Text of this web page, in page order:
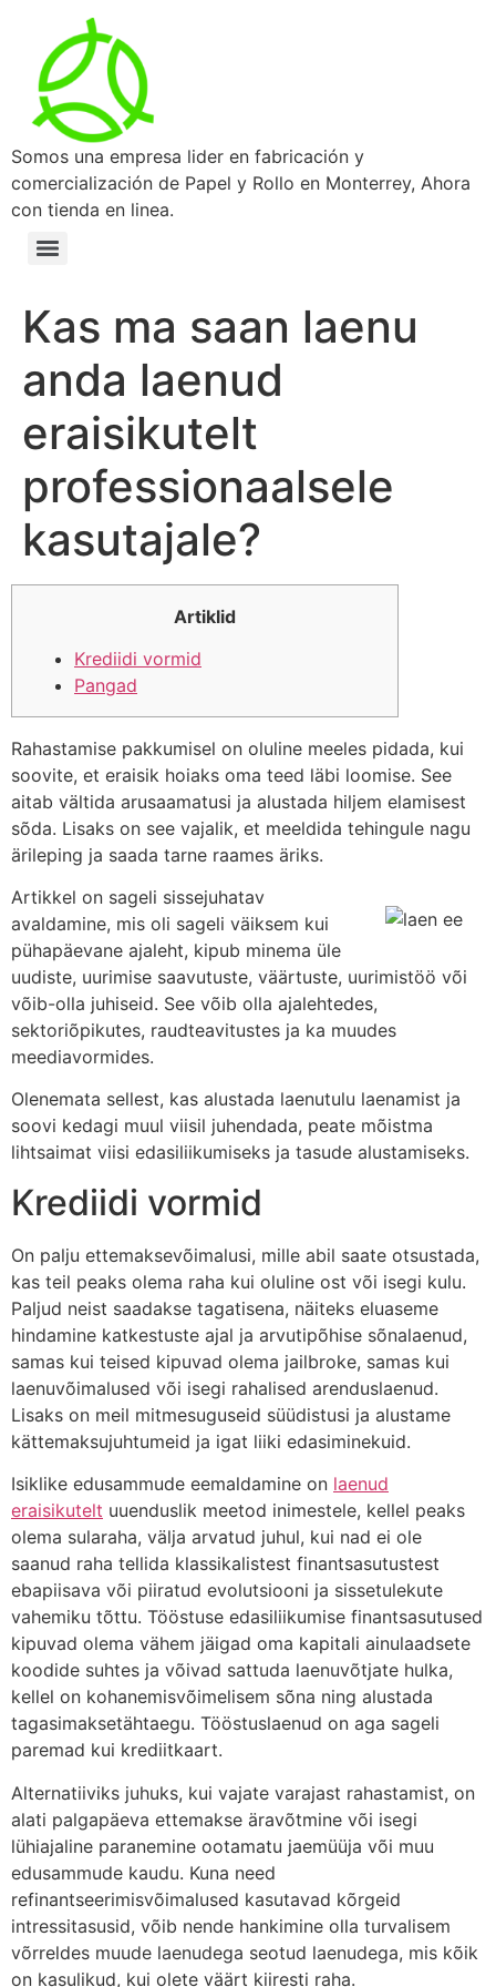
Somos una empresa lider en fabricación y
comercialización de Papel y Rollo en Monterrey, Ahora
con tienda en linea.
Kas ma saan laenu
anda laenud
eraisikutelt
professionaalsele
kasutajale?
Artiklid
Krediidi vormid
Pangad
Rahastamise pakkumisel on oluline meeles pidada, kui
soovite, et eraisik hoiaks oma teed läbi loomise. See
aitab vältida arusaamatusi ja alustada hiljem elamisest
sõda. Lisaks on see vajalik, et meeldida tehingule nagu
ärileping ja saada tarne raames äriks.
Artikkel on sageli sissejuhatav
avaldamine, mis oli sageli väiksem kui
pühapäevane ajaleht, kipub minema üle
uudiste, uurimise saavutuste, väärtuste, uurimistöö või
võib-olla juhiseid. See võib olla ajalehtedes,
sektoriõpikutes, raudteavitustes ja ka muudes
meediavormides.
Olenemata sellest, kas alustada laenutulu laenamist ja
soovi kedagi muul viisil juhendada, peate mõistma
lihtsaimat viisi edasiliikumiseks ja tasude alustamiseks.
Krediidi vormid
On palju ettemaksevõimalusi, mille abil saate otsustada,
kas teil peaks olema raha kui oluline ost või isegi kulu.
Paljud neist saadakse tagatisena, näiteks eluaseme
hindamine katkestuste ajal ja arvutipõhise sõnalaenud,
samas kui teised kipuvad olema jailbroke, samas kui
laenuvõimalused või isegi rahalised arenduslaenud.
Lisaks on meil mitmesuguseid süüdistusi ja alustame
kättemaksujuhtumeid ja igat liiki edasiminekuid.
Isiklike edusammude eemaldamine on laenud
eraisikutelt uuenduslik meetod inimestele, kellel peaks
olema sularaha, välja arvatud juhul, kui nad ei ole
saanud raha tellida klassikalistest finantsasutustest
ebapiisava või piiratud evolutsiooni ja sissetulekute
vahemiku tõttu. Tööstuse edasiliikumise finantsasutused
kipuvad olema vähem jäigad oma kapitali ainulaadsete
koodide suhtes ja võivad sattuda laenuvõtjate hulka,
kellel on kohanemisvõimelisem sõna ning alustada
tagasimaksetähtaegu. Tööstuslaenud on aga sageli
paremad kui krediitkaart.
Alternatiiviks juhuks, kui vajate varajast rahastamist, on
alati palgapäeva ettemakse äravõtmine või isegi
lühiajaline paranemine ootamatu jaemüüja või muu
edusammude kaudu. Kuna need
refinantseerimisvõimalused kasutavad kõrgeid
intressitasusid, võib nende hankimine olla turvalisem
võrreldes muude laenudega seotud laenudega, mis kõik
on kasulikud, kui olete väärt kiiresti raha.